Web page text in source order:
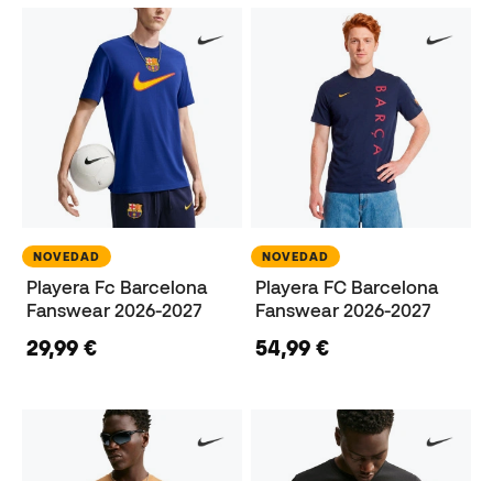
NOVEDAD
Playera Fc Barcelona
Fanswear 2026-2027
29,99 €
NOVEDAD
Playera FC Barcelona
Fanswear 2026-2027
54,99 €